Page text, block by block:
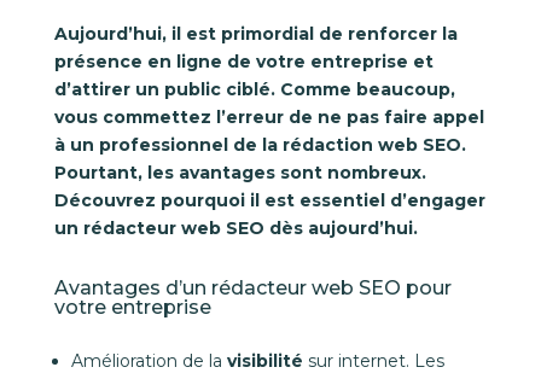
Aujourd’hui, il est primordial de renforcer la
présence en ligne de votre entreprise et
d’attirer un public ciblé. Comme beaucoup,
vous commettez l’erreur de ne pas faire appel
à un professionnel de la rédaction web SEO.
Pourtant, les avantages sont nombreux.
Découvrez pourquoi il est essentiel d’engager
un rédacteur web SEO dès aujourd’hui.
Avantages d’un rédacteur web SEO pour
votre entreprise
Amélioration de la visibilité sur internet. Les